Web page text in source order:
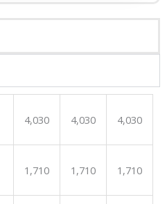
4,030 4,030 4,030
1,710 1,710 1,710